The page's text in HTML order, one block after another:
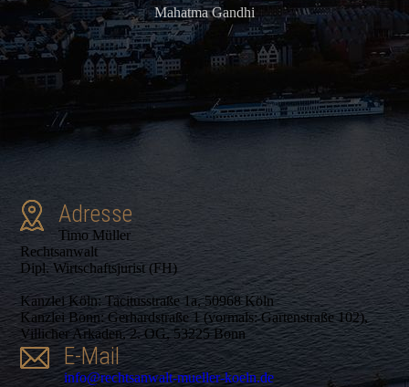
Mahatma Gandhi
Adresse
Timo Müller
Rechtsanwalt
Dipl. Wirtschaftsjurist (FH)
Kanzlei Köln: Tacitusstraße 1a, 50968 Köln
Kanzlei Bonn: Gerhardstraße 1 (vormals: Gartenstraße 102),
Villicher Arkaden, 2. OG, 53225 Bonn
E-Mail
info@rechtsanwalt-mueller-koeln.de